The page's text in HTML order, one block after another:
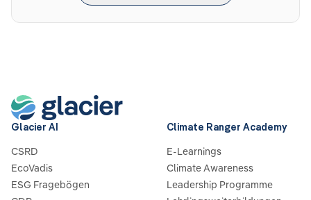
Glacier AI
CSRD
EcoVadis
ESG Fragebögen
Climate Ranger Academy
E-Learnings
Climate Awareness
Leadership Programme